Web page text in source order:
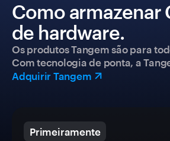
Como armazenar
de hardware.
Os produtos Tangem são para
Com tecnologia de ponta, a
Adquirir Tangem
Primeiramente